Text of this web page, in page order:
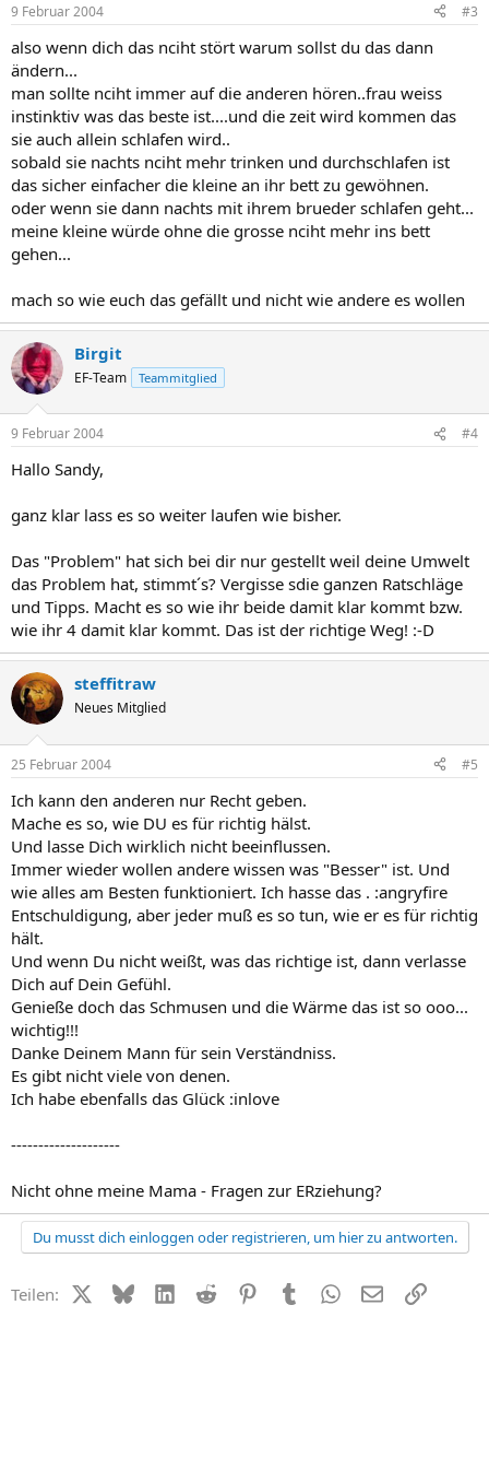
9 Februar 2004 #3
also wenn dich das nciht stört warum sollst du das dann
ändern...
man sollte nciht immer auf die anderen hören..frau weiss
instinktiv was das beste ist....und die zeit wird kommen das
sie auch allein schlafen wird..
sobald sie nachts nciht mehr trinken und durchschlafen ist
das sicher einfacher die kleine an ihr bett zu gewöhnen.
oder wenn sie dann nachts mit ihrem brueder schlafen geht...
meine kleine würde ohne die grosse nciht mehr ins bett
gehen...
mach so wie euch das gefällt und nicht wie andere es wollen
Birgit
EF-Team Teammitglied
9 Februar 2004 #4
Hallo Sandy,
ganz klar lass es so weiter laufen wie bisher.
Das "Problem" hat sich bei dir nur gestellt weil deine Umwelt
das Problem hat, stimmt´s? Vergisse sdie ganzen Ratschläge
und Tipps. Macht es so wie ihr beide damit klar kommt bzw.
wie ihr 4 damit klar kommt. Das ist der richtige Weg! :-D
steffitraw
Neues Mitglied
25 Februar 2004 #5
Ich kann den anderen nur Recht geben.
Mache es so, wie DU es für richtig hälst.
Und lasse Dich wirklich nicht beeinflussen.
Immer wieder wollen andere wissen was "Besser" ist. Und
wie alles am Besten funktioniert. Ich hasse das . :angryfire
Entschuldigung, aber jeder muß es so tun, wie er es für richtig
hält.
Und wenn Du nicht weißt, was das richtige ist, dann verlasse
Dich auf Dein Gefühl.
Genieße doch das Schmusen und die Wärme das ist so ooo...
wichtig!!!
Danke Deinem Mann für sein Verständniss.
Es gibt nicht viele von denen.
Ich habe ebenfalls das Glück :inlove
--------------------
Nicht ohne meine Mama - Fragen zur ERziehung?
Du musst dich einloggen oder registrieren, um hier zu antworten.
Teilen: X (Twitter)
BlueskyLinkedIn
Reddit PinterestTumblr WhatsApp
E-MailLink